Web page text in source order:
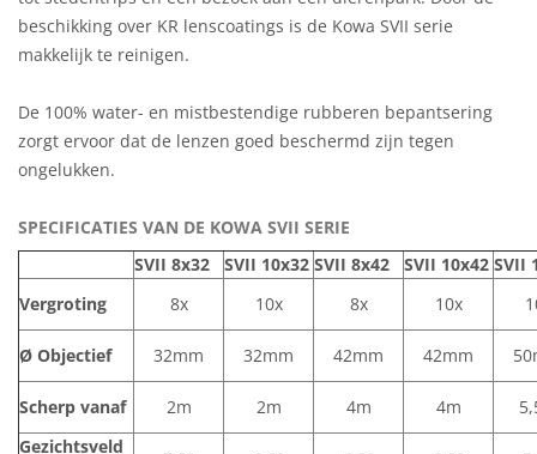
beschikking over KR lenscoatings is de Kowa SVII serie
makkelijk te reinigen.
De 100% water- en mistbestendige rubberen bepantsering
zorgt ervoor dat de lenzen goed beschermd zijn tegen
ongelukken.
SPECIFICATIES VAN DE KOWA SVII SERIE
SVII 8x32
SVII 10x32 SVII 8x42 SVII 10x42 SVII
Vergroting
8x 10x 8x 10x
Ø Objectief 32mm 32mm 42mm 42mm
Scherp vanaf 2m 2m 4m 4m
Gezichtsveld